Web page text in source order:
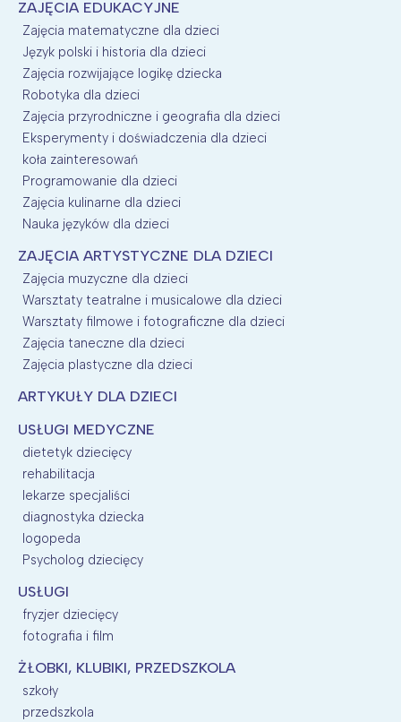
ZAJĘCIA EDUKACYJNE
Zajęcia matematyczne dla dzieci
Język polski i historia dla dzieci
Zajęcia rozwijające logikę dziecka
Robotyka dla dzieci
Zajęcia przyrodniczne i geografia dla dzieci
Eksperymenty i doświadczenia dla dzieci
koła zainteresowań
Programowanie dla dzieci
Zajęcia kulinarne dla dzieci
Nauka języków dla dzieci
ZAJĘCIA ARTYSTYCZNE DLA DZIECI
Zajęcia muzyczne dla dzieci
Warsztaty teatralne i musicalowe dla dzieci
Warsztaty filmowe i fotograficzne dla dzieci
Zajęcia taneczne dla dzieci
Zajęcia plastyczne dla dzieci
ARTYKUŁY DLA DZIECI
USŁUGI MEDYCZNE
dietetyk dziecięcy
rehabilitacja
lekarze specjaliści
diagnostyka dziecka
logopeda
Psycholog dziecięcy
USŁUGI
fryzjer dziecięcy
fotografia i film
ŻŁOBKI, KLUBIKI, PRZEDSZKOLA
szkoły
przedszkola